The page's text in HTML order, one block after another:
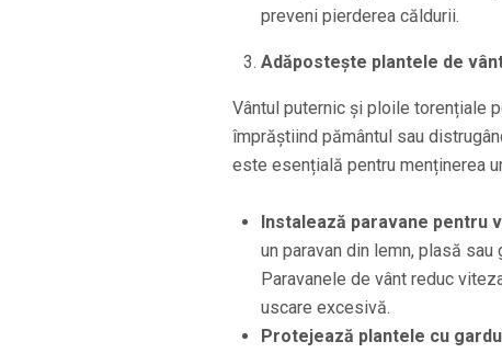
preveni pierderea căldurii.
Adăpostește plantele de
Vântul puternic și ploile torențiale
împrăștiind pământul sau
este esențială pentru menținerea
Instalează paravane pentru
un paravan din lemn, plasă
Paravanele de vânt reduc
uscare excesivă.
Protejează plantele cu